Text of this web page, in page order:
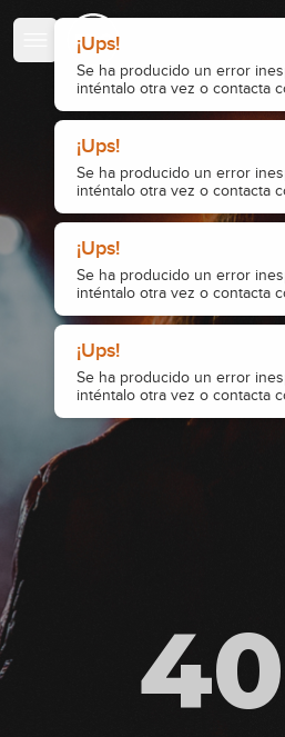
¡Ups!
Se ha producido un error
inténtalo otra vez o contacta
¡Ups!
Se ha producido un error
inténtalo otra vez o contacta
¡Ups!
Se ha producido un error
inténtalo otra vez o contacta
¡Ups!
Se ha producido un error
inténtalo otra vez o contacta
Escuela de Guitarristas